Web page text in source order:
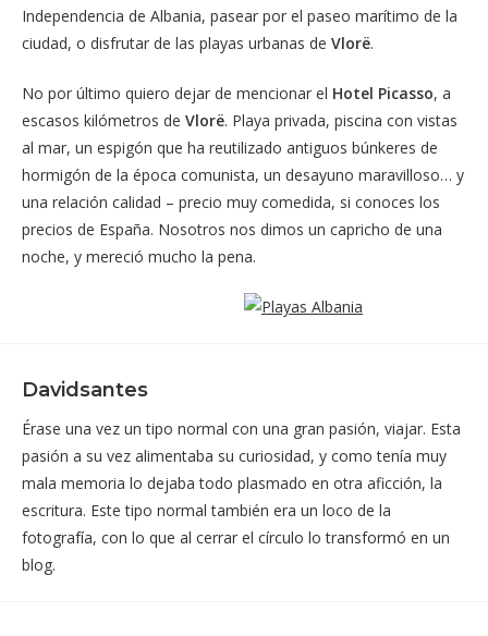
Independencia de Albania, pasear por el paseo marítimo de la
ciudad, o disfrutar de las playas urbanas de Vlorë.
No por último quiero dejar de mencionar el Hotel Picasso, a
escasos kilómetros de Vlorë. Playa privada, piscina con vistas
al mar, un espigón que ha reutilizado antiguos búnkeres de
hormigón de la época comunista, un desayuno maravilloso… y
una relación calidad – precio muy comedida, si conoces los
precios de España. Nosotros nos dimos un capricho de una
noche, y mereció mucho la pena.
Davidsantes
Érase una vez un tipo normal con una gran pasión, viajar. Esta
pasión a su vez alimentaba su curiosidad, y como tenía muy
mala memoria lo dejaba todo plasmado en otra aficción, la
escritura. Este tipo normal también era un loco de la
fotografía, con lo que al cerrar el círculo lo transformó en un
blog.